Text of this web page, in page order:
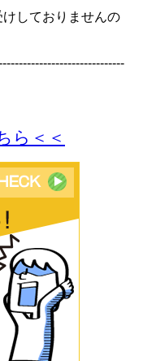
しておりませんの
ら＜＜